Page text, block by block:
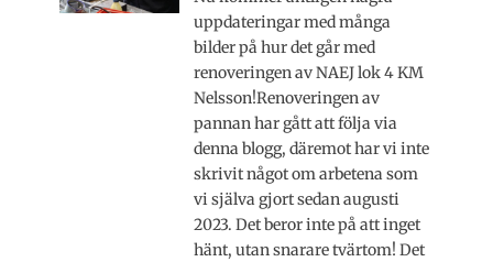
uppdateringar med många
bilder på hur det går med
renoveringen av NAEJ lok 4 KM
Nelsson!Renoveringen av
pannan har gått att följa via
denna blogg, däremot har vi inte
skrivit något om arbetena som
vi själva gjort sedan augusti
2023. Det beror inte på att inget
hänt, utan snarare tvärtom! Det